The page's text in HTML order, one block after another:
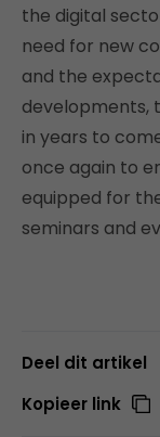
the digital
need for new
and the
developments,
in years to
once again to
equipped for
seminars and
Deel dit artikel
Kopieer link